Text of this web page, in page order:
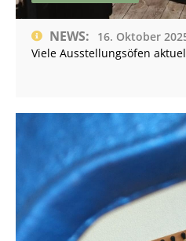
NEWS:
16. Oktober
Viele Ausstellungsöfen